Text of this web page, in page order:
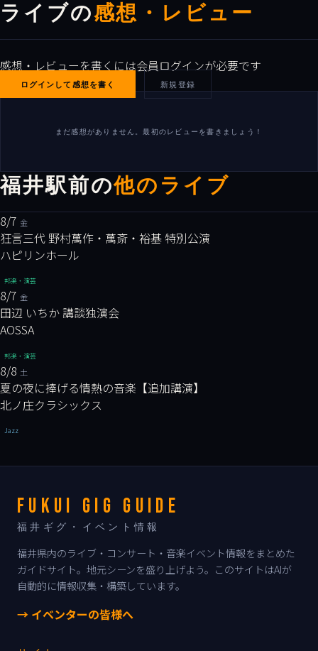
ライブの感想・レビュー
感想・レビューを書くには会員ログインが必要です
ログインして感想を書く 新規登録
まだ感想がありません。最初のレビューを書きましょう！
福井駅前の他のライブ
8/7 金
狂言三代 野村萬作・萬斎・裕基 特別公演
ハピリンホール
邦楽・演芸
8/7 金
田辺 いちか 講談独演会
AOSSA
邦楽・演芸
8/8 土
夏の夜に捧げる情熱の音楽【追加講演】
北ノ庄クラシックス
Jazz
FUKUI GIG GUIDE
福井ギグ・イベント情報
福井県内のライブ・コンサート・音楽イベント情報をまとめた
ガイドサイト。地元シーンを盛り上げよう。このサイトはAIが
自動的に情報収集・構築しています。
→ イベンターの皆様へ